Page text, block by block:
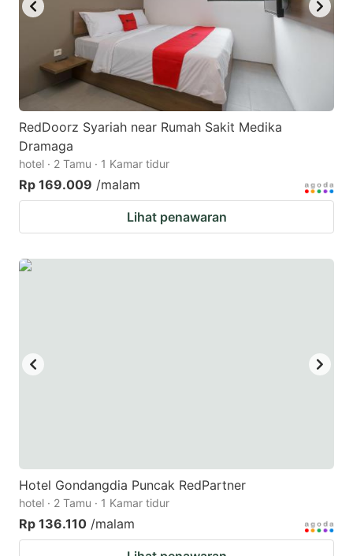
RedDoorz Syariah near Rumah Sakit Medika
Dramaga
hotel · 2 Tamu · 1 Kamar tidur
Rp 169.009 /malam
Lihat penawaran
Hotel Gondangdia Puncak RedPartner
hotel · 2 Tamu · 1 Kamar tidur
Rp 136.110 /malam